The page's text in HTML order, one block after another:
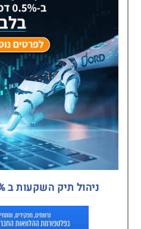
ניהול תיק השקעות ב 0.5% דני ניהול בלבד